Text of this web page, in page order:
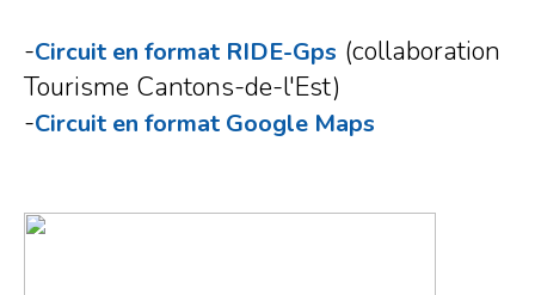
-Circuit en format RIDE-Gps (collaboration
Tourisme Cantons-de-l'Est)
-Circuit en format Google Maps